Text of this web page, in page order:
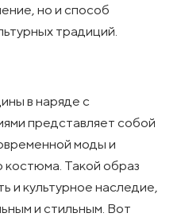
но и способ
традиций.
в наряде с
представляет собой
моды и
Такой образ
и культурное наследие,
и стильным. Вот